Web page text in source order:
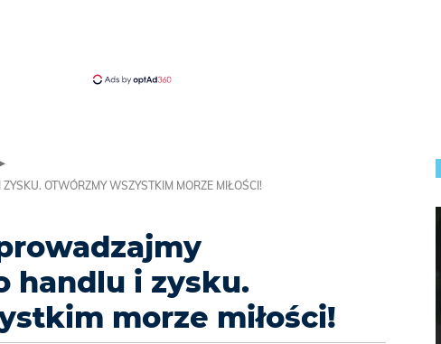
OTWÓRZMY WSZYSTKIM MORZE MIŁOŚCI!
handlu i zysku.
morze miłości!